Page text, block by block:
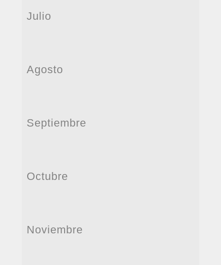
Julio
Agosto
Septiembre
Octubre
Noviembre